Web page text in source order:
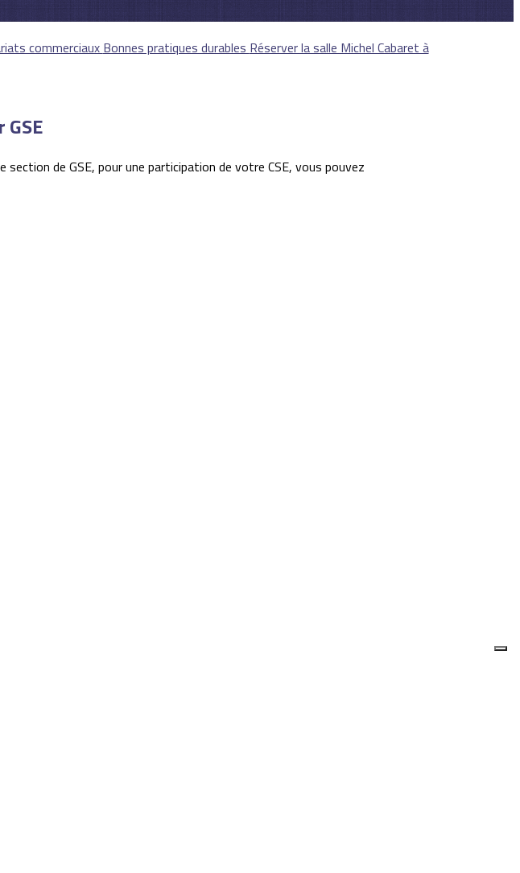
commerciaux Bonnes pratiques durables Réserver la salle Michel Cabaret à
de GSE, pour une participation de votre CSE, vous pouvez